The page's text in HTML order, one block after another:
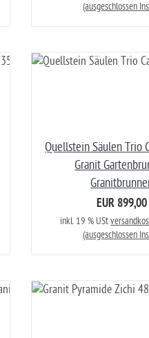
(ausgeschlossen
Quellstein Säulen Trio
Granit
EUR 899,00
inkl. 19 % USt
(ausgeschlossen